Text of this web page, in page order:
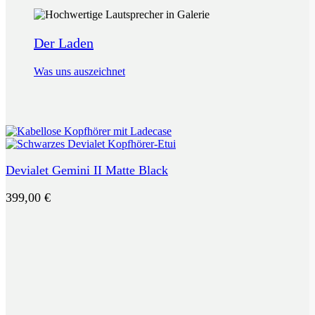
Der Laden
Was uns auszeichnet
Devialet Gemini II Matte Black
399,00 €